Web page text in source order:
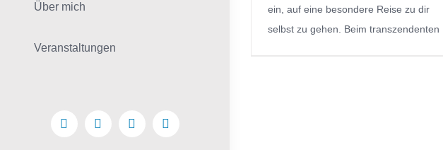
Über mich
Veranstaltungen
ein, auf eine besondere Reise zu dir
selbst zu gehen. Beim transzendenten